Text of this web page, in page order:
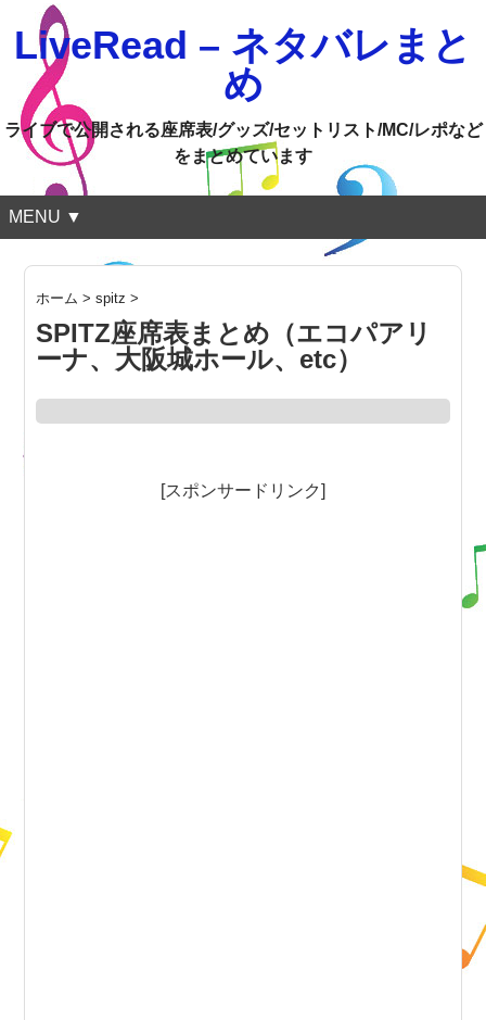
LiveRead – ネタバレまと
め
ライブで公開される座席表/グッズ/セットリスト/MC/レポなど
をまとめています
MENU ▼
ホーム >spitz >
SPITZ座席表まとめ（エコパアリ
ーナ、大阪城ホール、etc）
[スポンサードリンク]